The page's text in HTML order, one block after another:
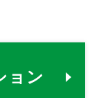
ョン